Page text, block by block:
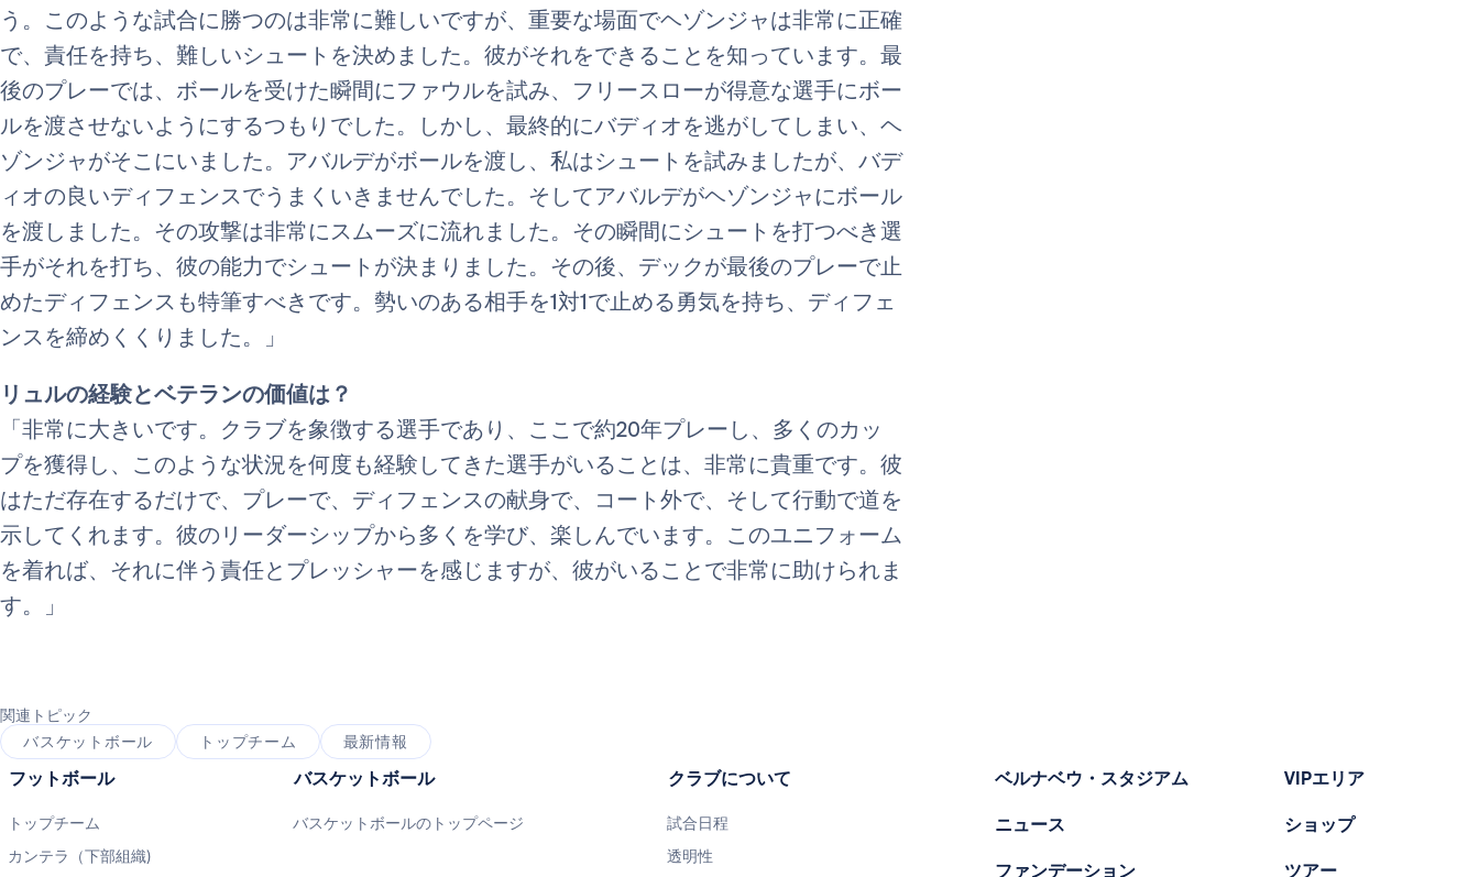
う。このような試合に勝つのは非常に難しいですが、重要な場面でヘゾンジャは非常に正確
で、責任を持ち、難しいシュートを決めました。彼がそれをできることを知っています。最
後のプレーでは、ボールを受けた瞬間にファウルを試み、フリースローが得意な選手にボー
ルを渡させないようにするつもりでした。しかし、最終的にバディオを逃がしてしまい、ヘ
ゾンジャがそこにいました。アバルデがボールを渡し、私はシュートを試みましたが、バデ
ィオの良いディフェンスでうまくいきませんでした。そしてアバルデがヘゾンジャにボール
を渡しました。その攻撃は非常にスムーズに流れました。その瞬間にシュートを打つべき選
手がそれを打ち、彼の能力でシュートが決まりました。その後、デックが最後のプレーで止
めたディフェンスも特筆すべきです。勢いのある相手を1対1で止める勇気を持ち、ディフェ
ンスを締めくくりました。」
リュルの経験とベテランの価値は？
「非常に大きいです。クラブを象徴する選手であり、ここで約20年プレーし、多くのカッ
プを獲得し、このような状況を何度も経験してきた選手がいることは、非常に貴重です。彼
はただ存在するだけで、プレーで、ディフェンスの献身で、コート外で、そして行動で道を
示してくれます。彼のリーダーシップから多くを学び、楽しんでいます。このユニフォーム
を着れば、それに伴う責任とプレッシャーを感じますが、彼がいることで非常に助けられま
す。」
関連トピック
バスケットボール
トップチーム 最新情報
フットボール
トップチーム
カンテラ（下部組織)
バスケットボール
バスケットボールのトップページ
クラブについて
試合日程
透明性
ベルナベウ・スタジアム
ニュース
ファンデーション
VIPエリア
ショップ
ツアー